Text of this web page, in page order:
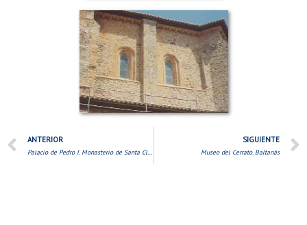
ANTERIOR
Palacio de Pedro I. Monasterio de Santa Clara. Astudillo.
SIGUIENTE
Museo del Cerrato. Baltanás